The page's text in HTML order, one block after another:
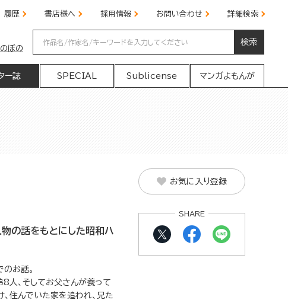
履歴 書店様へ 採用情報 お問い合わせ 詳細検索
ぼの
検索
ー誌 SPECIAL Sublicense マンガよもんが
の話をもとにした昭和ハ
お話。
8人、そしてお父さんが養って
住んでいた家を追われ、兄た
お気に入り登録
SHARE